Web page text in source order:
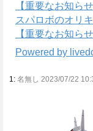
【重要なお知ら
スパロボのオリ
【重要なお知ら
Powered by
1: 名無し 2023/07/22